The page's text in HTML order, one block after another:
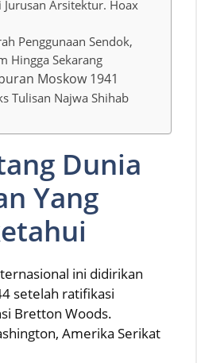
Jurusan Arsitektur. Hoax
Penggunaan Sendok,
Hingga Sekarang
Moskow 1941
Tulisan Najwa Shihab
Dunia
Yang
ini didirikan
setelah ratifikasi
Bretton Woods.
Amerika Serikat